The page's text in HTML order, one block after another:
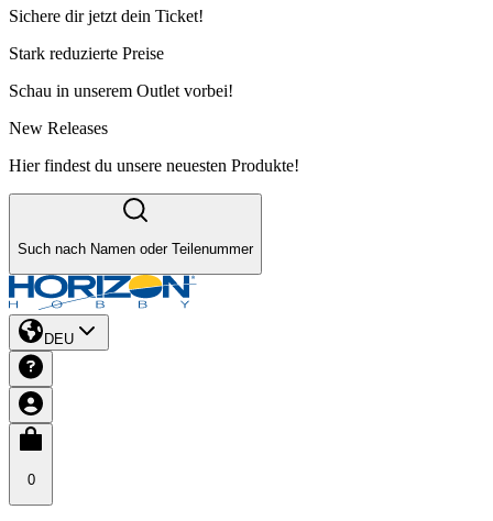
Sichere dir jetzt dein Ticket!
Stark reduzierte Preise
Schau in unserem Outlet vorbei!
New Releases
Hier findest du unsere neuesten Produkte!
Such nach Namen oder Teilenummer
DEU
0